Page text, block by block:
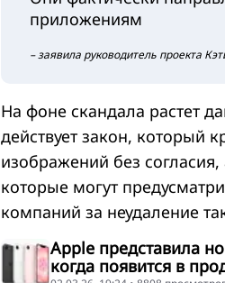
приложениям
– заявила руководитель проекта
На фоне скандала растет
действует закон, который
изображений без
которые могут
компаний за неудаление
Apple представила
когда появится в